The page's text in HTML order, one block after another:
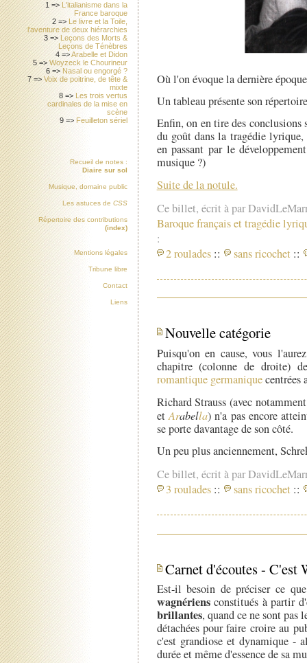
Où l'on évoque la dernière
Un tableau présente son
Enfin, on en tire des
du goût dans la tragédie
en passant par le
musique ?)
Suite de la notule.
Ce billet, écrit à par
Baroque français et tragédie
:
2 roulades :: sans ricochet ::
Nouvelle catégorie
Puisqu'on en cause, vous
chapitre (colonne de droite)
romantique germaniquecentrées
Richard Strauss (avec
etArabella) n'a pas encore
se porte davantage de son côté.
Un peu plus anciennement,
Ce billet, écrit à par
3 roulades :: sans ricochet ::
Carnet d'écoutes - C'est
Est-il besoin de préciser ce
wagnériensconstitués à partir
brillantes, quand ce ne sont pas
détachées pour faire croire au
c'est grandiose et dynamique -
durée et même d'essence de sa
1 => L'italianisme dans la
France baroque
2 => Le livre et la Toile,
l'aventure de deux hiérarchies
3 => Leçons des Morts &
Leçons de Ténèbres
4 =>Arabelle et Didon
5 =>Woyzeck le Chourineur
6 => Nasal ou engorgé ?
7 =>Voix de poitrine, de tête &
mixte
8 => Les trois vertus
cardinales de la mise en
scène
9 => Feuilleton sériel
Recueil de notes :
Diaire sur sol
Musique, domaine public
Les astuces de CSS
Répertoire des contributions
(index)
Mentions légales
Tribune libre
Contact
Liens